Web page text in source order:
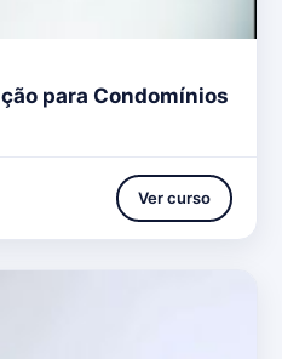
para Condomínios
Ver curso